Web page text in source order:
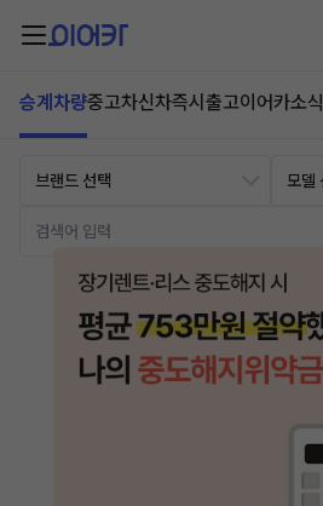
승계차량중고차신차즉시출고이어카소식